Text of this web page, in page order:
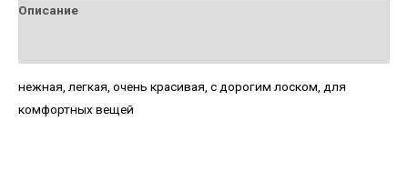
Описание
нежная, легкая, очень красивая, с дорогим лоском, для
комфортных вещей